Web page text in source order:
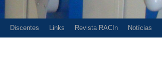
Discentes Links Revista RACIn Notícias